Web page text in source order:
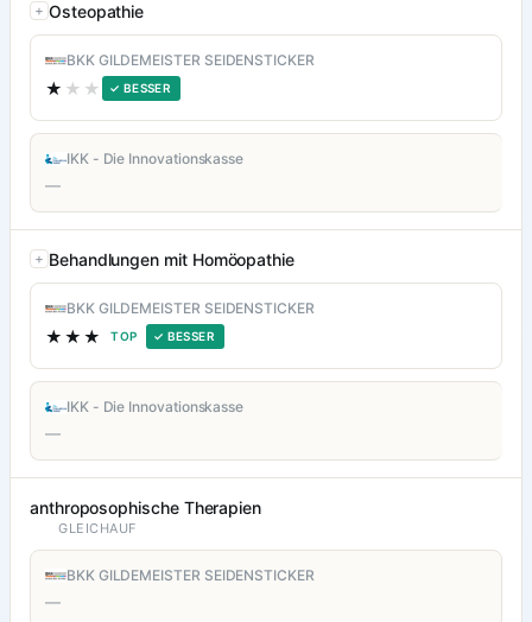
Osteopathie
BKK GILDEMEISTER SEIDENSTICKER
★ ★★ ✓ BESSER
IKK - Die Innovationskasse
—
Behandlungen mit Homöopathie
BKK GILDEMEISTER SEIDENSTICKER
★★★ TOP ✓ BESSER
IKK - Die Innovationskasse
—
anthroposophische Therapien
GLEICHAUF
BKK GILDEMEISTER SEIDENSTICKER
—